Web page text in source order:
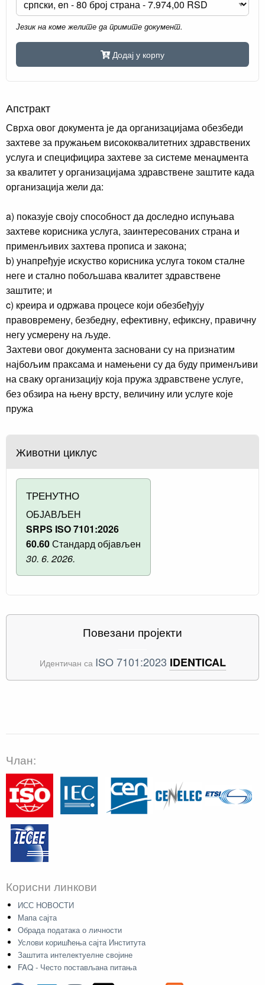
Језик на коме желите да примите документ.
Додај у корпу
Апстракт
Сврха овог документа је да организацијама обезбеди
захтеве за пружањем висококвалитетних здравствених
услуга и специфицира захтеве за системе менаџмента
за квалитет у организацијама здравствене заштите када
организација жели да:
a) показује своју способност да доследно испуњава
захтеве корисника услуга, заинтересованих страна и
применљивих захтева прописа и закона;
b) унапређује искуство корисника услуга током сталне
неге и стално побољшава квалитет здравствене
заштите; и
c) креира и одржава процесе који обезбеђују
правовремену, безбедну, ефективну, ефиксну, правичну
негу усмерену на људе.
Захтеви овог документа засновани су на признатим
најбољим праксама и намењени су да буду применљиви
на сваку организацију која пружа здравствене услуге,
без обзира на њену врсту, величину или услуге које
пружа
Животни циклус
ТРЕНУТНО
ОБЈАВЉЕН
SRPS ISO 7101:2026
60.60Стандард објављен
30. 6. 2026.
Повезани пројекти
Идентичан са ISO 7101:2023 IDENTICAL
Члан:
Корисни линкови
ИСС НОВОСТИ
Мапа сајта
Обрада података о личности
Услови коришћења сајта Института
Заштита интелектуелне својине
FAQ - Често постављана питања